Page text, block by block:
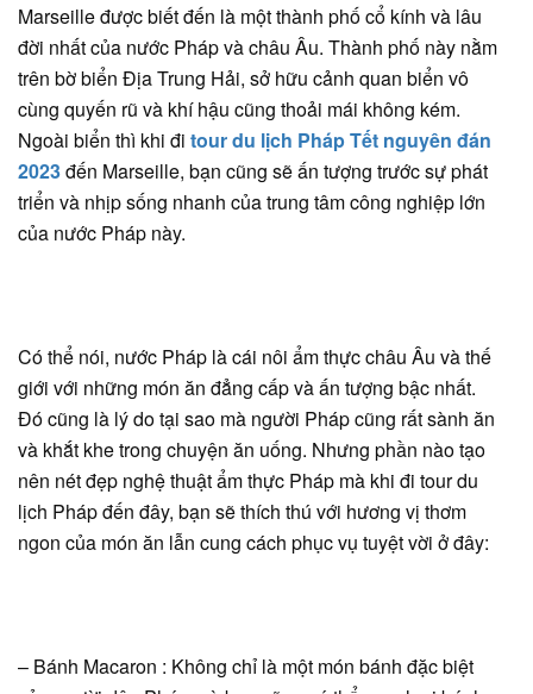
Marseille được biết đến là một thành phố cổ kính và lâu
đời nhất của nước Pháp và châu Âu. Thành phố này nằm
trên bờ biển Địa Trung Hải, sở hữu cảnh quan biển vô
cùng quyến rũ và khí hậu cũng thoải mái không kém.
Ngoài biển thì khi đi tour du lịch Pháp Tết nguyên đán
2023đến Marseille, bạn cũng sẽ ấn tượng trước sự phát
triển và nhịp sống nhanh của trung tâm công nghiệp lớn
của nước Pháp này.
Có thể nói, nước Pháp là cái nôi ẩm thực châu Âu và thế
giới với những món ăn đẳng cấp và ấn tượng bậc nhất.
Đó cũng là lý do tại sao mà người Pháp cũng rất sành ăn
và khắt khe trong chuyện ăn uống. Nhưng phần nào tạo
nên nét đẹp nghệ thuật ẩm thực Pháp mà khi đi tour du
lịch Pháp đến đây, bạn sẽ thích thú với hương vị thơm
ngon của món ăn lẫn cung cách phục vụ tuyệt vời ở đây:
– Bánh Macaron : Không chỉ là một món bánh đặc biệt